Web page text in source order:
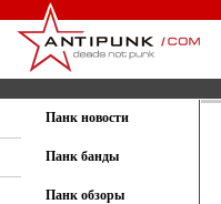
Панк новости
Панк банды
Панк обзоры